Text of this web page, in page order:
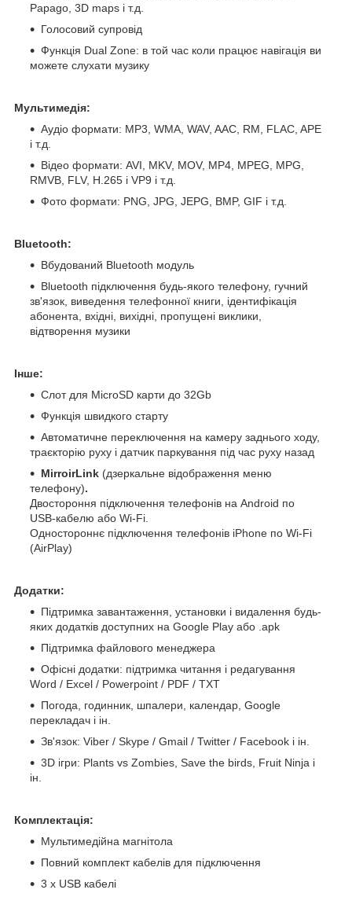
Papago, 3D maps і т.д.
Голосовий супровід
Функція Dual Zone: в той час коли працює навігація ви
можете слухати музику
Мультимедія:
Аудіо формати: MP3, WMA, WAV, AAC, RM, FLAC, APE
і т.д.
Відео формати: AVI, MKV, MOV, MP4, MPEG, MPG,
RMVB, FLV, H.265 і VP9 і т.д.
Фото формати: PNG, JPG, JEPG, BMP, GIF і т.д.
Bluetooth:
Вбудований Bluetooth модуль
Bluetooth підключення будь-якого телефону, гучний
зв'язок, виведення телефонної книги, ідентифікація
абонента, вхідні, вихідні, пропущені виклики,
відтворення музики
Інше:
Слот для MicroSD карти до 32Gb
Функція швидкого старту
Автоматичне переключення на камеру заднього ходу,
траєкторію руху і датчик паркування під час руху назад
MirroirLink (дзеркальне відображення меню
телефону).
Двостороння підключення телефонів на Android по
USB-кабелю або Wi-Fi.
Одностороннє підключення телефонів iPhone по Wi-Fi
(AirPlay)
Додатки:
Підтримка завантаження, установки і видалення будь-
яких додатків доступних на Google Play або .apk
Підтримка файлового менеджера
Офісні додатки: підтримка читання і редагування
Word / Excel / Powerpoint / PDF / TXT
Погода, годинник, шпалери, календар, Google
перекладач і ін.
Зв'язок: Viber / Skype / Gmail / Twitter / Facebook і ін.
3D ігри: Plants vs Zombies, Save the birds, Fruit Ninja і
ін.
Комплектація:
Мультимедійна магнітола
Повний комплект кабелів для підключення
3 x USB кабелі